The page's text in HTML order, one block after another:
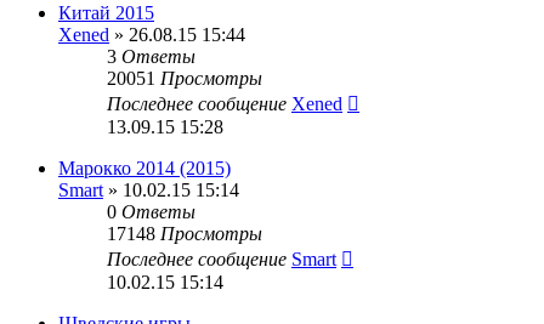
Китай 2015
Xened » 26.08.15 15:44
3 Ответы
20051 Просмотры
Последнее сообщение Xened
13.09.15 15:28
Марокко 2014 (2015)
Smart » 10.02.15 15:14
0 Ответы
17148 Просмотры
Последнее сообщение Smart
10.02.15 15:14